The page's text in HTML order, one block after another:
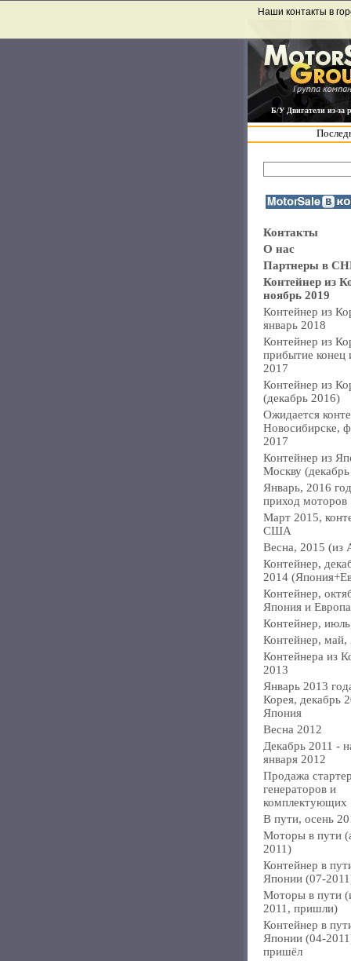
Б/У Двигатели из-за
Наши контакты в
Контакты
О нас
Партнеры в
Контейнер из
ноябрь 2019
Контейнер из
январь 2018
Контейнер из
прибытие конец
2017
Контейнер из
(декабрь 2016)
Ожидается
Новосибирске,
2017
Контейнер из
Москву
Январь, 2016
приход моторов
Март 2015,
США
Весна, 2015 (из
Контейнер,
2014
Контейнер,
Япония и
Контейнер,
Контейнер, май,
Контейнера из
2013
Январь 2013
Корея, декабрь
Япония
Весна 2012
Декабрь 2011 -
января 2012
Продажа
генераторов и
комплектующих
В пути, осень
Моторы в пути
2011)
Контейнер в
Японии (07-
Моторы в пути
2011, пришли)
Контейнер в
Японии (04-
пришёл